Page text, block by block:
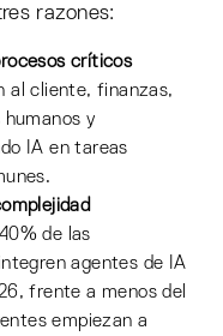
razones:
críticos
al cliente, finanzas,
y
IA en tareas
de las
agentes de IA
frente a menos del
empiezan a